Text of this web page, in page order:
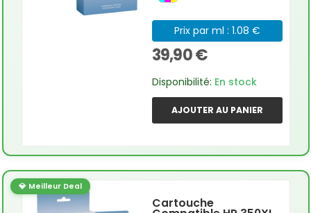
Prix par ml : 1.08 €
39,90 €
Disponibilité: En stock
AJOUTER AU PANIER
💎 Meilleur Deal
Cartouche